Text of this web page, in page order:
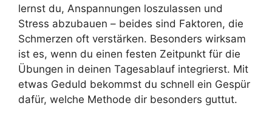
lernst du, Anspannungen loszulassen und
Stress abzubauen – beides sind Faktoren, die
Schmerzen oft verstärken. Besonders wirksam
ist es, wenn du einen festen Zeitpunkt für die
Übungen in deinen Tagesablauf integrierst. Mit
etwas Geduld bekommst du schnell ein Gespür
dafür, welche Methode dir besonders guttut.